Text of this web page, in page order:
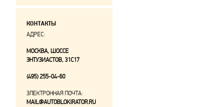
КОНТАКТЫ
АДРЕС:
МОСКВА, ШОССЕ
ЭНТУЗИАСТОВ, 31С17
(495) 255-04-60
ЭЛЕКТРОННАЯ ПОЧТА:
MAIL@AUTOBLOKIRATOR.RU